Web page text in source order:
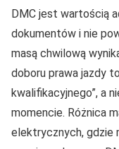
DMC jest wartością
dokumentów i nie
masą chwilową
doboru prawa jazdy
kwalifikacyjnego”, a
momencie. Różnica
elektrycznych, gdzie